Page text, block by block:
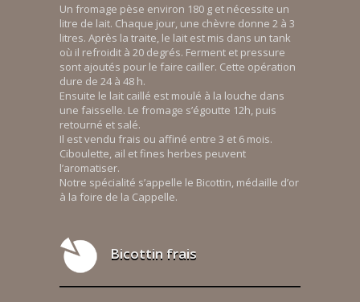
Un fromage pèse environ 180 g et nécessite un
litre de lait. Chaque jour, une chèvre donne 2 à 3
litres. Après la traite, le lait est mis dans un tank
où il refroidit à 20 degrés. Ferment et pressure
sont ajoutés pour le faire cailler. Cette opération
dure de 24 à 48 h.
Ensuite le lait caillé est moulé à la louche dans
une faisselle. Le fromage s’égoutte 12h, puis
retourné et salé.
Il est vendu frais ou affiné entre 3 et 6 mois.
Ciboulette, ail et fines herbes peuvent
l’aromatiser.
Notre spécialité s’appelle le Bicottin, médaille d’or
à la foire de la Cappelle.
Bicottin frais